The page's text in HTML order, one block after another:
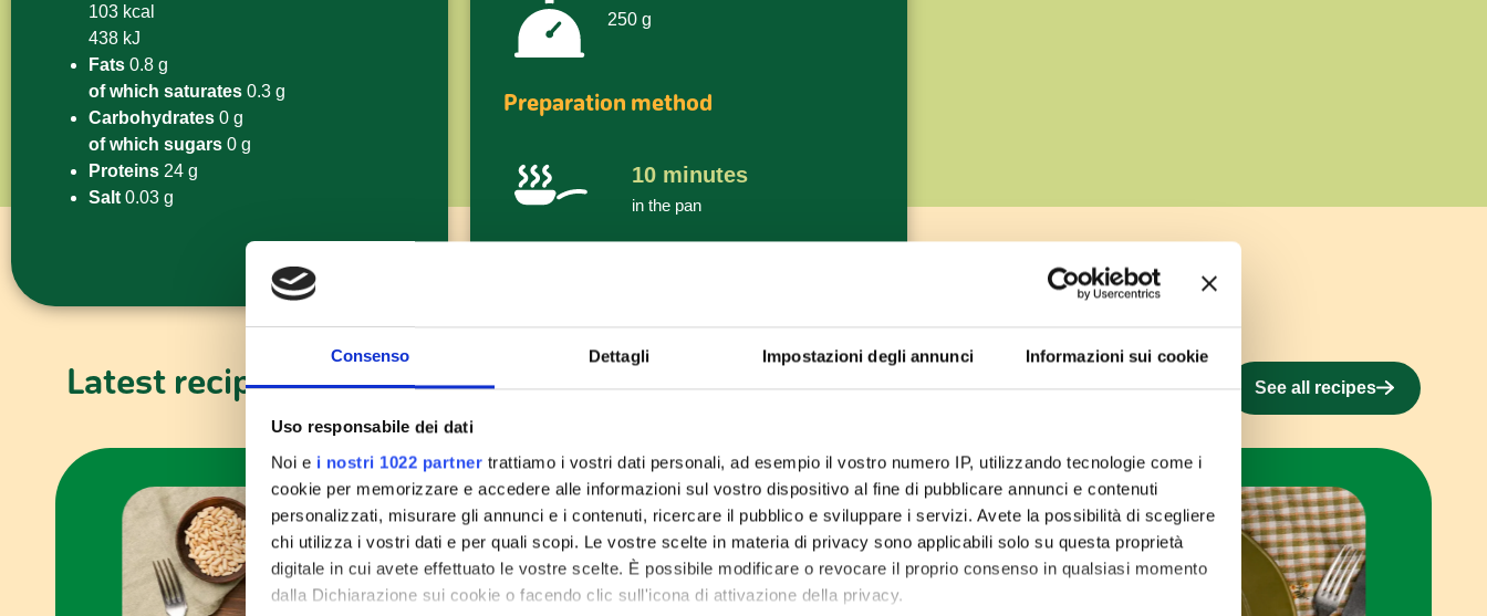
Consenso Dettagli Impostazioni degli annunci Informazioni sui cookie
Uso responsabile dei dati
Noi e i nostri 1022 partner trattiamo i vostri dati personali, ad esempio il vostro numero IP, utilizzando tecnologie come i
cookie per memorizzare e accedere alle informazioni sul vostro dispositivo al fine di pubblicare annunci e contenuti
personalizzati, misurare gli annunci e i contenuti, ricercare il pubblico e sviluppare i servizi. Avete la possibilità di scegliere
chi utilizza i vostri dati e per quali scopi. Le vostre scelte in materia di privacy sono applicabili solo su questa proprietà
digitale in cui avete effettuato le vostre scelte. È possibile modificare o revocare il proprio consenso in qualsiasi momento
dalla Dichiarazione sui cookie o facendo clic sull'icona di attivazione della privacy.
103 kcal
438 kJ
Fats 0.8 g
of which saturates 0.3 g
Carbohydrates 0 g
of which sugars 0 g
Proteins 24 g
Salt 0.03 g
250g
Preparation method
10 minutes
in the pan
Latest recipes See all recipes